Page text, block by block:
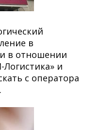
в
в отношении
и
с оператора